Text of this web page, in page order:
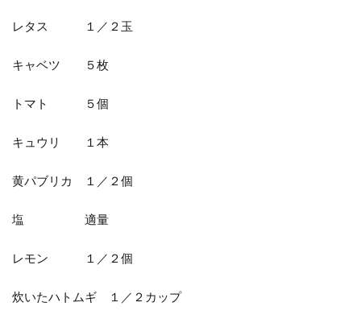
レタス １／２玉
キャベツ ５枚
トマト ５個
キュウリ １本
黄パブリカ １／２個
塩 適量
レモン １／２個
炊いたハトムギ １／２カップ